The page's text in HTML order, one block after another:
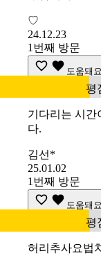
♡
24.12.23
1번째 방문
도움돼요
평
기다리는 시간
다.
김선*
25.01.02
1번째 방문
도움돼요
평
허리추사요법